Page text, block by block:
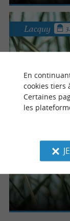
Lacquy
En
cookies tiers
Certaines
les